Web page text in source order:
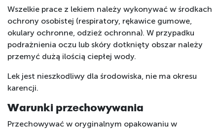
Wszelkie prace z lekiem należy wykonywać w środkach
ochrony osobistej (respiratory, rękawice gumowe,
okulary ochronne, odzież ochronna). W przypadku
podrażnienia oczu lub skóry dotknięty obszar należy
przemyć dużą ilością ciepłej wody.
Lek jest nieszkodliwy dla środowiska, nie ma okresu
karencji.
Warunki przechowywania
Przechowywać w oryginalnym opakowaniu w